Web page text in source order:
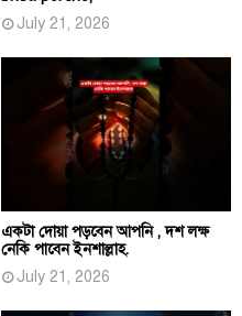
July 21, 2026
একটা দোয়া পড়বেন আপনি , দশ লক্ষ
নেকি পাবেন ইনশাল্লাহ.
July 21, 2026